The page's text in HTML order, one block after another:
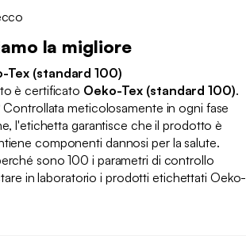
la migliore
Tex (standard 100)
è certificato Oeko-Tex (standard 100).
Controllata meticolosamente in ogni fase
l'etichetta garantisce che il prodotto è
componenti dannosi per la salute.
sono 100 i parametri di controllo
in laboratorio i prodotti etichettati Oeko-